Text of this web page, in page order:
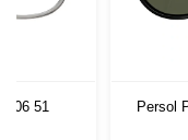
51
Persol